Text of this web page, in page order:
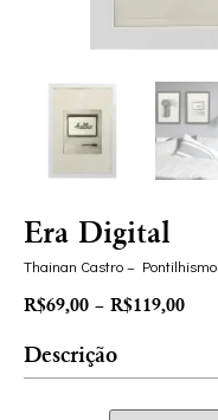
Era Digital
Thainan Castro – Pontilhismo
R$69,00 – R$119,00
Descrição